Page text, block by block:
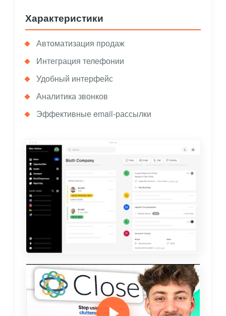
Характеристики
Автоматизация продаж
Интеграция телефонии
Удобный интерфейс
Аналитика звонков
Эффективные email-рассылки